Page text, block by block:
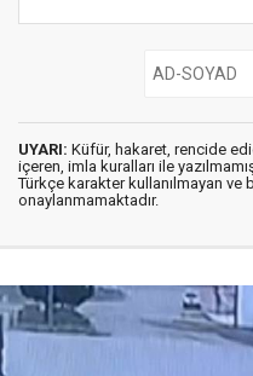
UYARI: Küfür, hakaret, rencide
içeren, imla kuralları ile
Türkçe karakter kullanılmayan ve
onaylanmamaktadır.